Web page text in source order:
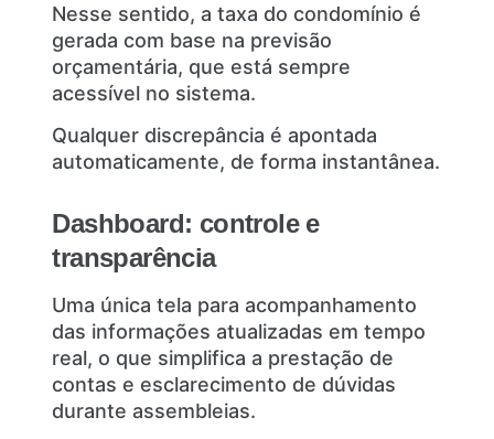
Nesse sentido, a taxa do condomínio é
gerada com base na previsão
orçamentária, que está sempre
acessível no sistema.
Qualquer discrepância é apontada
automaticamente, de forma instantânea.
Dashboard: controle e
transparência
Uma única tela para acompanhamento
das informações atualizadas em tempo
real, o que simplifica a prestação de
contas e esclarecimento de dúvidas
durante assembleias.